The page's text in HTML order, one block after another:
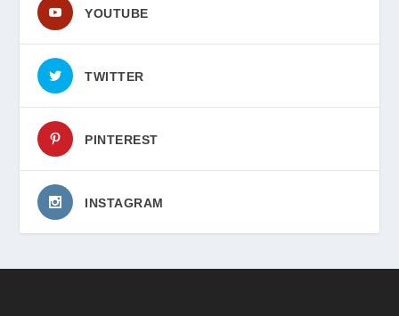
YOUTUBE
TWITTER
PINTEREST
INSTAGRAM